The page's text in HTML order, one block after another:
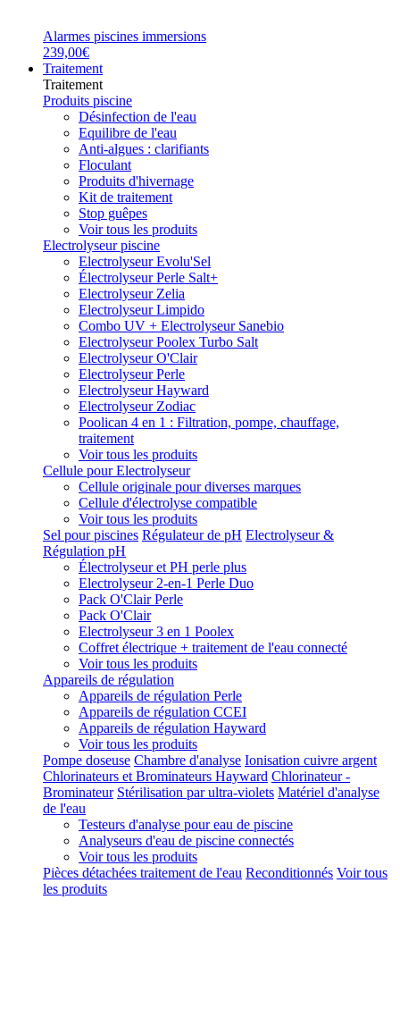
Alarmes piscines immersions
239,00€
Traitement
Traitement
Produits piscine
Désinfection de l'eau
Equilibre de l'eau
Anti-algues : clarifiants
Floculant
Produits d'hivernage
Kit de traitement
Stop guêpes
Voir tous les produits
Electrolyseur piscine
Electrolyseur Evolu'Sel
Électrolyseur Perle Salt+
Electrolyseur Zelia
Electrolyseur Limpido
Combo UV + Electrolyseur Sanebio
Electrolyseur Poolex Turbo Salt
Electrolyseur O'Clair
Electrolyseur Perle
Electrolyseur Hayward
Electrolyseur Zodiac
Poolican 4 en 1 : Filtration, pompe, chauffage,
traitement
Voir tous les produits
Cellule pour Electrolyseur
Cellule originale pour diverses marques
Cellule d'électrolyse compatible
Voir tous les produits
Sel pour piscines Régulateur de pH Electrolyseur &
Régulation pH
Électrolyseur et PH perle plus
Electrolyseur 2-en-1 Perle Duo
Pack O'Clair Perle
Pack O'Clair
Electrolyseur 3 en 1 Poolex
Coffret électrique + traitement de l'eau connecté
Voir tous les produits
Appareils de régulation
Appareils de régulation Perle
Appareils de régulation CCEI
Appareils de régulation Hayward
Voir tous les produits
Pompe doseuse Chambre d'analyse Ionisation cuivre argent
Chlorinateurs et Brominateurs Hayward Chlorinateur -
Brominateur Stérilisation par ultra-violets Matériel d'analyse
de l'eau
Testeurs d'analyse pour eau de piscine
Analyseurs d'eau de piscine connectés
Voir tous les produits
Pièces détachées traitement de l'eau Reconditionnés Voir tous
les produits